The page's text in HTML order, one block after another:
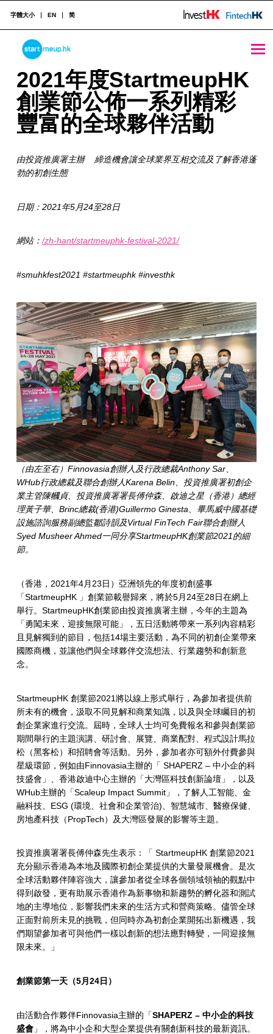
2021年度StartmeupHK 創業節公佈一系列精彩豐富的全球夥伴活動 - StartmeupHK
STARTMEUPHK
STARTMEUPHK FESTIVAL IS THE LEADING STARTUP AND INNOVATION CONFERENCE EVENT IN HONG KONG
字體大小 EN 简
2
0
2
年
S
t
r
t
m
e
u
p
H
K
創
業
節
公
佈
系
列
精
彩
豐
富
的
全
球
夥
伴
活
動
2021年度StartmeupHK
創業節公佈一系列精彩
豐富的全球夥伴活動
由投資推廣署主辦 締造機會讓全球業界互相交流及了解香港蓬
勃的初創生態
日期：2021年5月24至28日
網站：/zh-hant/startmeuphk-festival-2021/
#smuhkfest2021 #startmeuphk #investhk
（由左至右）Finnovasia創辦人及行政總裁Anthony Sar、
WHub行政總裁及聯合創辦人Karena Belin、投資推廣署初創企
業主管陳幗貞、投資推廣署署長傅仲森、啟迪之星（香港）總經
理黃子華、Brinc總裁(香港)Guillermo Ginesta、畢馬威中國基礎
設施諮詢服務副總監鄒詩韻及Virtual FinTech Fair聯合創辦人
Syed Musheer Ahmed一同分享StartmeupHK創業節2021的細
節。
（香港，2021年4月23日）亞洲領先的年度初創盛事
「StartmeupHK 」創業節載譽歸來，將於5月24至28日在網上
舉行。StartmeupHK創業節由投資推廣署主辦，今年的主題為
「勇闖未來，迎接無限可能」，五日活動將帶來一系列內容精彩
且見解獨到的節目，包括14場主要活動，為不同的初創企業帶來
國際商機，並讓他們與全球夥伴交流想法、行業趨勢和創新意
念。
StartmeupHK 創業節2021將以線上形式舉行，為參加者提供前
所未有的機會，汲取不同見解和商業知識，以及與全球矚目的初
創企業家進行交流。屆時，全球人士均可免費報名和參與創業節
期間舉行的主題演講、研討會、展覽、商業配對、程式設計馬拉
松（黑客松）和招聘會等活動。另外，參加者亦可額外付費參與
星級環節，例如由Finnovasia主辦的「 SHAPERZ – 中小企的科
技盛會」、香港啟迪中心主辦的「大灣區科技創新論壇」，以及
WHub主辦的「Scaleup Impact Summit」，了解人工智能、金
融科技、ESG (環境、社會和企業管治)、智慧城市、醫療保健、
房地產科技（PropTech）及大灣區發展的影響等主題。
投資推廣署署長傅仲森先生表示：「 StartmeupHK 創業節2021
充分顯示香港為本地及國際初創企業提供的大量發展機會。是次
全球活動夥伴陣容強大，讓參加者從全球各個領域領袖的觀點中
得到啟發，更有助展示香港作為新事物和新趨勢的孵化器和測試
地的主導地位，影響我們未來的生活方式和營商策略。儘管全球
正面對前所未見的挑戰，但同時亦為初創企業開拓出新機遇，我
們期望參加者可與他們一樣以創新的想法應對轉變，一同迎接無
限未來。」
創業節第一天（5月 24日）
由活動合作夥伴Finnovasia主辦的「SHAPERZ – 中小企的科技
盛會」，將為中小企和大型企業提供有關創新科技的最新資訊。